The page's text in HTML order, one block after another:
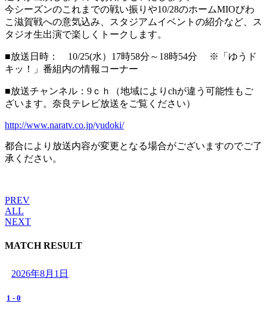
今シーズンのこれまでの戦い振りや10/28のホームMIOびわ
こ滋賀戦への意気込み、スタジアムイベントの紹介など、ス
タジオ生出演で楽しくトークします。
■放送日時： 10/25(水）17時58分～18時54分 ※「ゆうド
キッ！」番組内の情報コーナー
■放送チャンネル：9ｃｈ（地域によりchが違う可能性もご
ざいます。奈良テレビ放送をご覧ください）
http://www.naratv.co.jp/yudoki/
都合により放送内容が変更となる場合がございますのでご了
承ください。
PREV
ALL
NEXT
MATCH RESULT
2026年8月1日
1 - 0